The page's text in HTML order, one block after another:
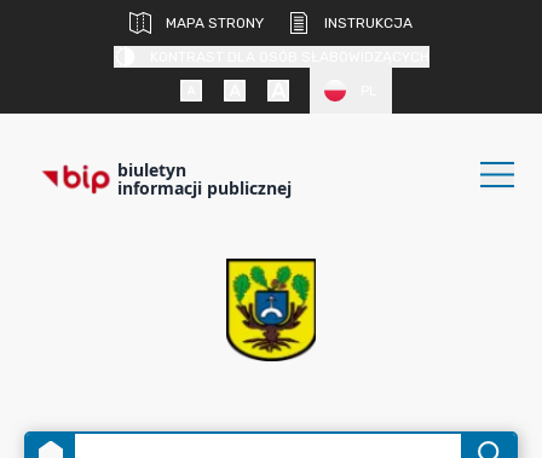
MAPA STRONY
INSTRUKCJA
biuletyn
informacji publicznej